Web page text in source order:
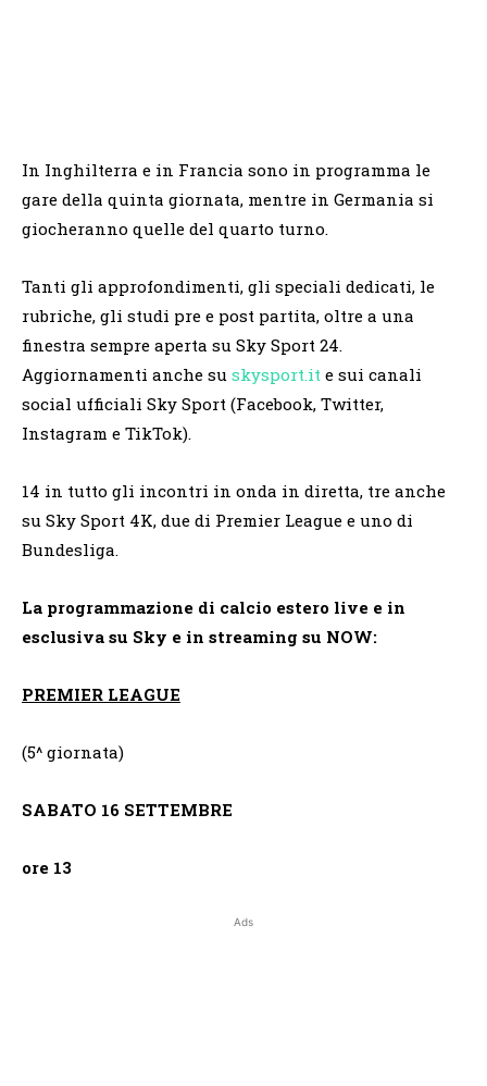
In Inghilterra e in Francia sono in programma le
gare della quinta giornata, mentre in Germania si
giocheranno quelle del quarto turno.
Tanti gli approfondimenti, gli speciali dedicati, le
rubriche, gli studi pre e post partita, oltre a una
finestra sempre aperta su Sky Sport 24.
Aggiornamenti anche su skysport.it e sui canali
social ufficiali Sky Sport (Facebook, Twitter,
Instagram e TikTok).
14 in tutto gli incontri in onda in diretta, tre anche
su Sky Sport 4K, due di Premier League e uno di
Bundesliga.
La programmazione di calcio estero live e in
esclusiva su Sky e in streaming su NOW:
PREMIER LEAGUE
(5^ giornata)
SABATO 16 SETTEMBRE
ore 13
Ads